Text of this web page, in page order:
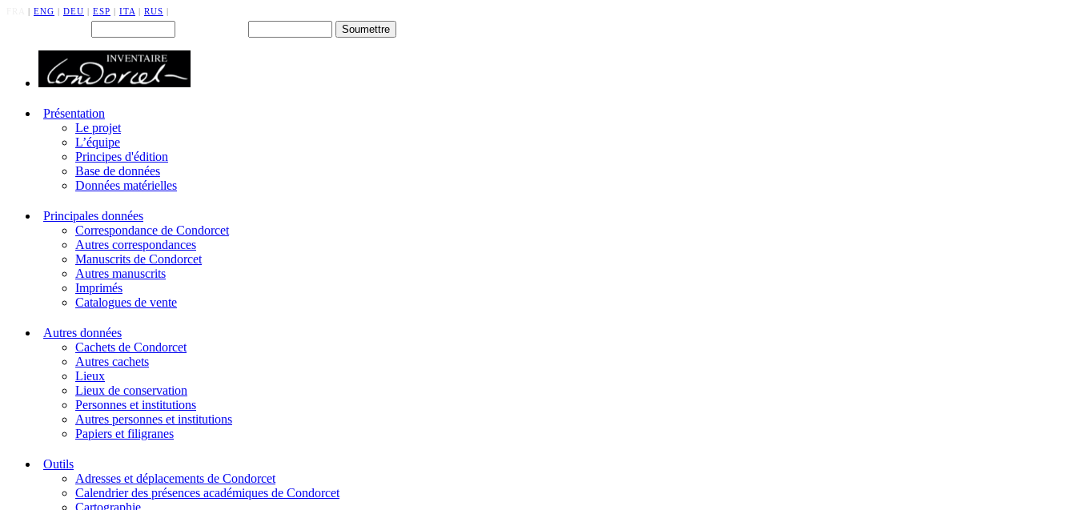
| ENG | DEU | ESP | ITA | RUS |
Présentation
Le projet
L’équipe
Principes d'édition
Base de données
Données matérielles
Principales données
Correspondance de Condorcet
Autres correspondances
Manuscrits de Condorcet
Autres manuscrits
Imprimés
Catalogues de vente
Autres données
Cachets de Condorcet
Autres cachets
Lieux
Lieux de conservation
Personnes et institutions
Autres personnes et institutions
Papiers et filigranes
Outils
Adresses et déplacements de Condorcet
Calendrier des présences académiques de Condorcet